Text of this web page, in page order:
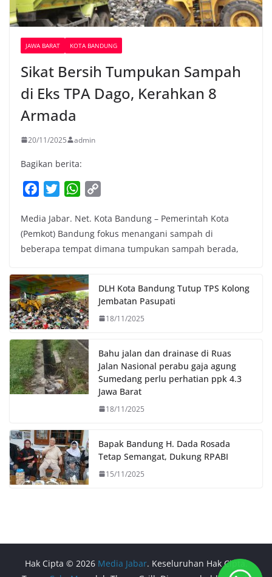
JAWA BARAT KOTA BANDUNG
Sikat Bersih Tumpukan Sampah
di Eks TPA Dago, Kerahkan 8
Armada
20/11/2025 admin
Bagikan berita:
c
e
b
o
k
i
t
t
r
W
a
t
s
p
p
p
y
L
n
k
Media Jabar. Net. Kota Bandung – Pemerintah Kota
(Pemkot) Bandung fokus menangani sampah di
beberapa tempat dimana tumpukan sampah berada,
DLH Kota Bandung Tutup TPS Kolong
Jembatan Pasupati
18/11/2025
Bahu jalan dan drainase di Ruas
Jalan Nasional perabu gaja agung
Sumedang perlu perhatian ppk 4.3
Jawa Barat
18/11/2025
Bapak Bandung H. Dada Rosada
Tetap Semangat, Dukung RPABI
15/11/2025
Hak Cipta © 2026 Media Jabar. Keseluruhan Hak Cipta.